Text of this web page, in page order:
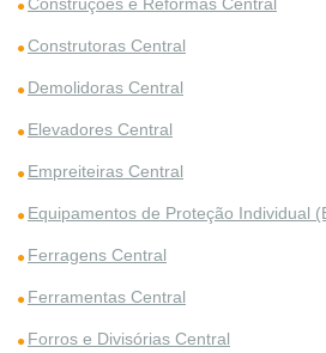
Construtoras Central
Demolidoras Central
Elevadores Central
Empreiteiras Central
Equipamentos de Proteção Individual
Ferragens Central
Ferramentas Central
Forros e Divisórias Central